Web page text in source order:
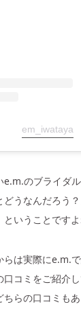
em_iwataya
のブライダ
うなんだろう
いうことですよ
らは実際にe.m.
コミをご紹介
らの口コミも